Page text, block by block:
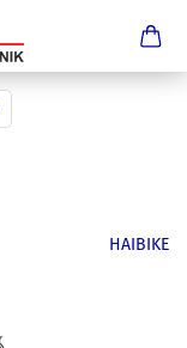
HAIBIKE